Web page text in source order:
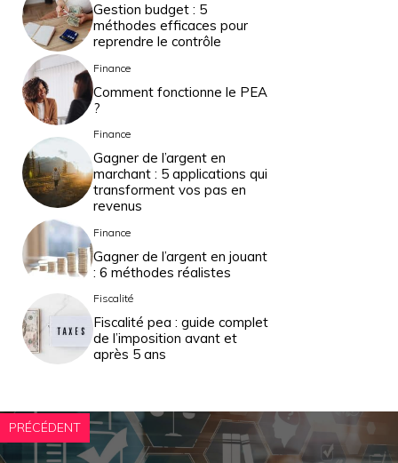
Gestion budget : 5
méthodes efficaces pour
reprendre le contrôle
Finance
Comment fonctionne le PEA
?
Finance
Gagner de l’argent en
marchant : 5 applications qui
transforment vos pas en
revenus
Finance
Gagner de l’argent en jouant
: 6 méthodes réalistes
Fiscalité
Fiscalité pea : guide complet
de l’imposition avant et
après 5 ans
PRÉCÉDENT